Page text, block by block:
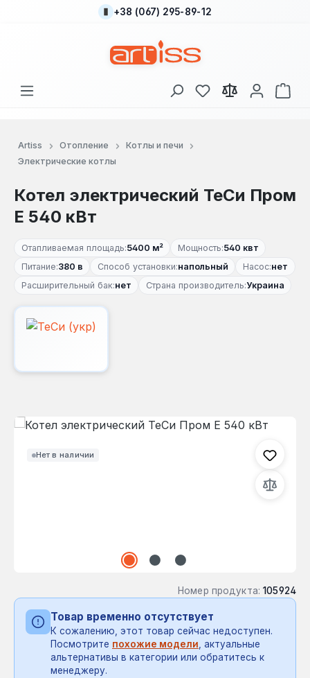
Перейти к основному содержанию
+38 (067) 295-89-12
У вас есть товары
В
Artiss Отопление
Котлы и печи
Электрические котлы
Котел электрический ТеСи Пром
Е 540 кВт
Отапливаемая площадь:5400 м² Мощность:540 квт
Питание:380 в Способ установки:напольный Насос:нет
Расширительный бак:нет Страна производитель:Украина
Нет в наличии
Пропустить галерею изображений
Номер продукта: 105924
Товар временно отсутствует
К сожалению, этот товар сейчас недоступен.
Посмотрите похожие модели, актуальные
альтернативы в категории или обратитесь к
менеджеру.